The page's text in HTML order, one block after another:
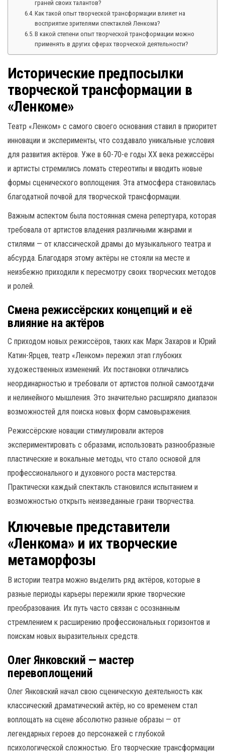
граней своих талантов?
Как такой опыт творческой трансформации влияет на
восприятие зрителями спектаклей Ленкома?
В какой степени опыт творческой трансформации можно
применять в других сферах творческой деятельности?
Исторические предпосылки
творческой трансформации в
«Ленкоме»
Театр «Ленком» с самого своего основания ставил в приоритет
инновации и эксперименты, что создавало уникальные условия
для развития актёров. Уже в 60-70-е годы XX века режиссёры
и артисты стремились ломать стереотипы и вводить новые
формы сценического воплощения. Эта атмосфера становилась
благодатной почвой для творческой трансформации.
Важным аспектом была постоянная смена репертуара, которая
требовала от артистов владения различными жанрами и
стилями — от классической драмы до музыкального театра и
абсурда. Благодаря этому актёры не стояли на месте и
неизбежно приходили к пересмотру своих творческих методов
и ролей.
Смена режиссёрских концепций и её
влияние на актёров
С приходом новых режиссёров, таких как Марк Захаров и Юрий
Катин-Ярцев, театр «Ленком» пережил этап глубоких
художественных изменений. Их постановки отличались
неординарностью и требовали от артистов полной самоотдачи
и нелинейного мышления. Это значительно расширяло диапазон
возможностей для поиска новых форм самовыражения.
Режиссёрские новации стимулировали актеров
экспериментировать с образами, использовать разнообразные
пластические и вокальные методы, что стало основой для
профессионального и духовного роста мастерства.
Практически каждый спектакль становился испытанием и
возможностью открыть неизведанные грани творчества.
Ключевые представители
«Ленкома» и их творческие
метаморфозы
В истории театра можно выделить ряд актёров, которые в
разные периоды карьеры пережили яркие творческие
преобразования. Их путь часто связан с осознанным
стремлением к расширению профессиональных горизонтов и
поискам новых выразительных средств.
Олег Янковский — мастер
перевоплощений
Олег Янковский начал свою сценическую деятельность как
классический драматический актёр, но со временем стал
воплощать на сцене абсолютно разные образы — от
легендарных героев до персонажей с глубокой
психологической сложностью. Его творческие трансформации